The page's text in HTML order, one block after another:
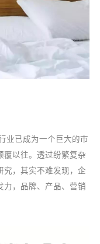
业已成为一个巨大的市
覆以往。透过纷繁复杂
究，其实不难发现，企
力，品牌、产品、营销